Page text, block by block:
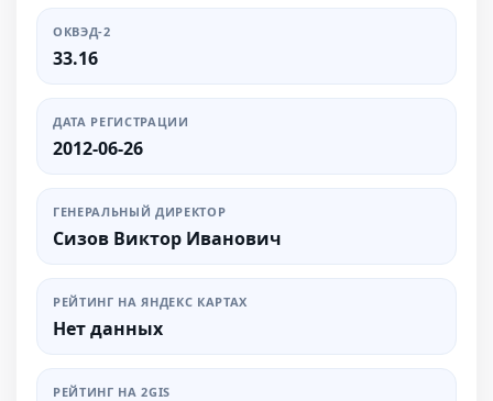
ОКВЭД-2
33.16
ДАТА РЕГИСТРАЦИИ
2012-06-26
ГЕНЕРАЛЬНЫЙ ДИРЕКТОР
Сизов Виктор Иванович
РЕЙТИНГ НА ЯНДЕКС КАРТАХ
Нет данных
РЕЙТИНГ НА 2GIS